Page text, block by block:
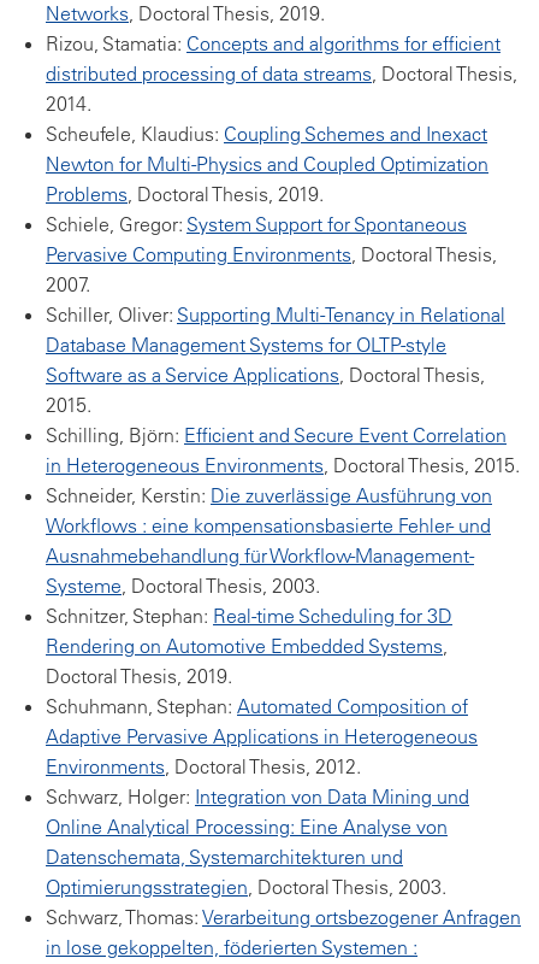
Networks, Doctoral Thesis, 2019.
Rizou, Stamatia: Concepts and algorithms for efficient
distributed processing of data streams, Doctoral Thesis,
2014.
Scheufele, Klaudius: Coupling Schemes and Inexact
Newton for Multi-Physics and Coupled Optimization
Problems, Doctoral Thesis, 2019.
Schiele, Gregor: System Support for Spontaneous
Pervasive Computing Environments, Doctoral Thesis,
2007.
Schiller, Oliver: Supporting Multi-Tenancy in Relational
Database Management Systems for OLTP-style
Software as a Service Applications, Doctoral Thesis,
2015.
Schilling, Björn: Efficient and Secure Event Correlation
in Heterogeneous Environments, Doctoral Thesis, 2015.
Schneider, Kerstin: Die zuverlässige Ausführung von
Workflows : eine kompensationsbasierte Fehler- und
Ausnahmebehandlung für Workflow-Management-
Systeme, Doctoral Thesis, 2003.
Schnitzer, Stephan: Real-time Scheduling for 3D
Rendering on Automotive Embedded Systems,
Doctoral Thesis, 2019.
Schuhmann, Stephan: Automated Composition of
Adaptive Pervasive Applications in Heterogeneous
Environments, Doctoral Thesis, 2012.
Schwarz, Holger: Integration von Data Mining und
Online Analytical Processing: Eine Analyse von
Datenschemata, Systemarchitekturen und
Optimierungsstrategien, Doctoral Thesis, 2003.
Schwarz, Thomas: Verarbeitung ortsbezogener Anfragen
in lose gekoppelten, föderierten Systemen :